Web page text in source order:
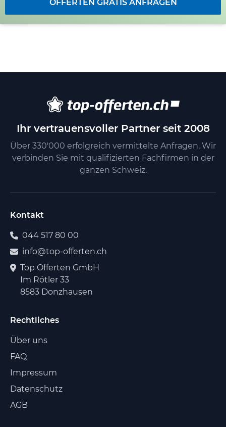
OFFERTEN GRATIS ANFRAGEN
Ihr vertrauensvoller Partner seit 2008
Über 330'000 erfolgreich vermittelte Anfragen. Wir
verbinden Sie mit qualifizierten Fachfirmen in der
ganzen Schweiz.
Kontakt
044 517 80 00
info@top-offerten.ch
Top Offerten GmbH
Im Rötler 33
8583 Donzhausen
Rechtliches
Über uns
FAQ
Impressum
Datenschutz
AGB